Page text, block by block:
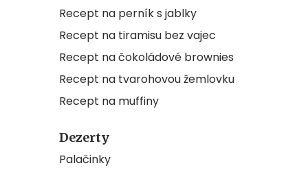
Recept na perník s jablky
Recept na tiramisu bez vajec
Recept na čokoládové brownies
Recept na tvarohovou žemlovku
Recept na muffiny
Dezerty
Palačinky